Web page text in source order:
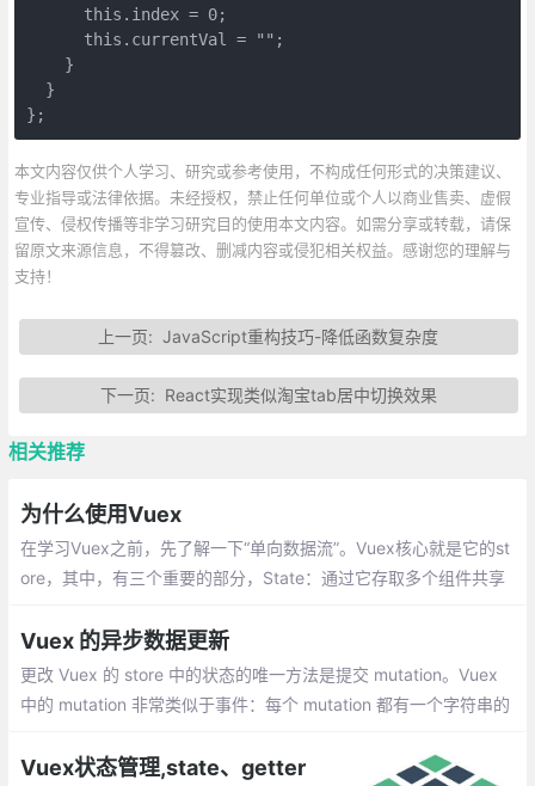
      this.index = 0;
      this.currentVal = "";
    }
  }
};
本文内容仅供个人学习、研究或参考使用，不构成任何形式的决策建议、
专业指导或法律依据。未经授权，禁止任何单位或个人以商业售卖、虚假
宣传、侵权传播等非学习研究目的使用本文内容。如需分享或转载，请保
留原文来源信息，不得篡改、删减内容或侵犯相关权益。感谢您的理解与
支持！
上一页:JavaScript重构技巧-降低函数复杂度
下一页: React实现类似淘宝tab居中切换效果
相关推荐
为什么使用Vuex
在学习Vuex之前，先了解一下“单向数据流”。Vuex核心就是它的st
ore，其中，有三个重要的部分，State：通过它存取多个组件共享
ation，可以包含任意异步操作这一步不是必要的。
Vuex 的异步数据更新
更改 Vuex 的 store 中的状态的唯一方法是提交 mutation。Vuex
中的 mutation 非常类似于事件：每个 mutation 都有一个字符串的
们实际进行状态更改的地方，并且它会接受 state 作为第一个参数
Vuex状态管理,state、getter